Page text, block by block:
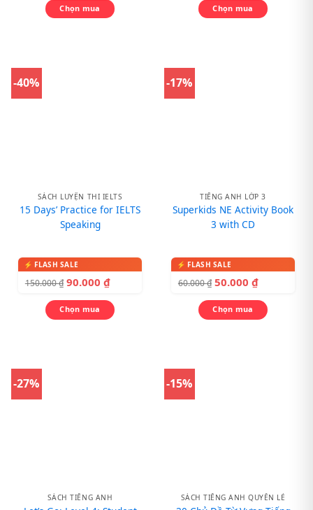
Chọn mua Chọn mua
-40%
SÁCH LUYỆN THI IELTS
15 Days’ Practice for IELTS
Speaking
150.000₫ 90.000 ₫
Chọn mua
-17%
TIẾNG ANH LỚP 3
Superkids NE Activity Book
3 with CD
60.000₫ 50.000 ₫
Chọn mua
-27%
SÁCH TIẾNG ANH
-15%
SÁCH TIẾNG ANH QUYỂN LẺ